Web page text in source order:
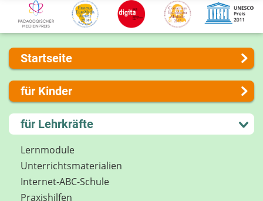
Startseite
Über uns
Presse
Kontakt
Impressum
Internet-ABC Sitemap
Barrierefreiheit
Länderprojekte
für Kinder
Lernen und Schule
Hobby und Freizeit
Spiel und Spaß
Mitreden und Mitmachen
Lexikon
Datenschutz
für Lehrkräfte
Lernmodule
Unterrichts­materialien
Internet-ABC-Schule
Praxishilfen